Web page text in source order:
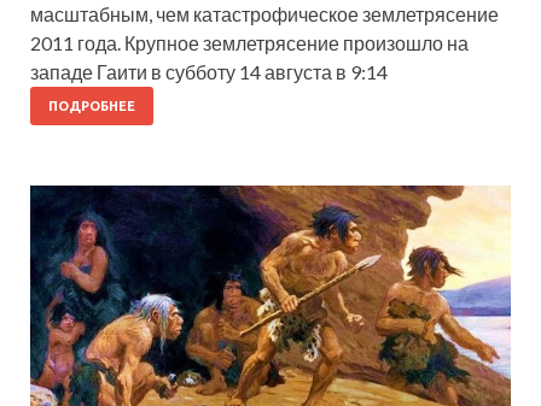
масштабным, чем катастрофическое землетрясение
2011 года. Крупное землетрясение произошло на
западе Гаити в субботу 14 августа в 9:14
ПОДРОБНЕЕ